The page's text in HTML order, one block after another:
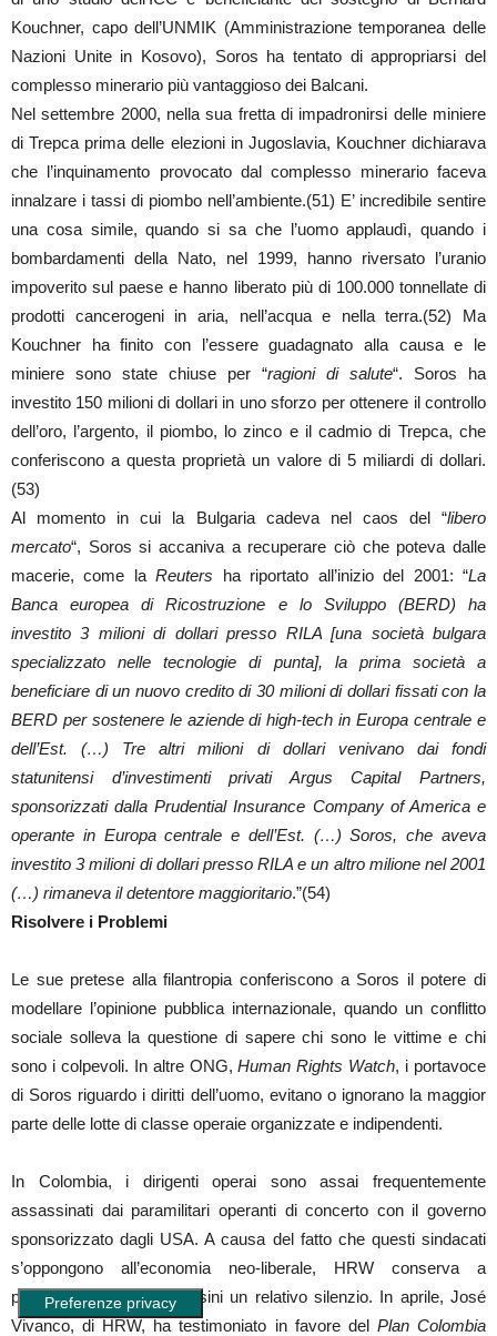
Kouchner, capo dell’UNMIK (Amministrazione temporanea delle
Nazioni Unite in Kosovo), Soros ha tentato di appropriarsi del
complesso minerario più vantaggioso dei Balcani.
Nel settembre 2000, nella sua fretta di impadronirsi delle miniere
di Trepca prima delle elezioni in Jugoslavia, Kouchner dichiarava
che l’inquinamento provocato dal complesso minerario faceva
innalzare i tassi di piombo nell’ambiente.(51) E’ incredibile sentire
una cosa simile, quando si sa che l’uomo applaudì, quando i
bombardamenti della Nato, nel 1999, hanno riversato l’uranio
impoverito sul paese e hanno liberato più di 100.000 tonnellate di
prodotti cancerogeni in aria, nell’acqua e nella terra.(52) Ma
Kouchner ha finito con l’essere guadagnato alla causa e le
miniere sono state chiuse per “ragioni di salute“. Soros ha
investito 150 milioni di dollari in uno sforzo per ottenere il controllo
dell’oro, l’argento, il piombo, lo zinco e il cadmio di Trepca, che
conferiscono a questa proprietà un valore di 5 miliardi di dollari.
(53)
Al momento in cui la Bulgaria cadeva nel caos del “libero
mercato“, Soros si accaniva a recuperare ciò che poteva dalle
macerie, come laReuters ha riportato all’inizio del 2001: “La
Banca europea di Ricostruzione e lo Sviluppo (BERD) ha
investito 3 milioni di dollari presso RILA [una società bulgara
specializzato nelle tecnologie di punta], la prima società a
beneficiare di un nuovo credito di 30 milioni di dollari fissati con la
BERD per sostenere le aziende di high-tech in Europa centrale e
dell’Est. (…) Tre altri milioni di dollari venivano dai fondi
statunitensi d’investimenti privati Argus Capital Partners,
sponsorizzati dalla Prudential Insurance Company of America e
operante in Europa centrale e dell’Est. (…) Soros, che aveva
investito 3 milioni di dollari presso RILA e un altro milione nel 2001
(…) rimaneva il detentore maggioritario.”(54)
Risolvere i Problemi
Le sue pretese alla filantropia conferiscono a Soros il potere di
modellare l’opinione pubblica internazionale, quando un conflitto
sociale solleva la questione di sapere chi sono le vittime e chi
sono i colpevoli. In altre ONG,Human Rights Watch, i portavoce
di Soros riguardo i diritti dell’uomo, evitano o ignorano la maggior
parte delle lotte di classe operaie organizzate e indipendenti.
In Colombia, i dirigenti operai sono assai frequentemente
assassinati dai paramilitari operanti di concerto con il governo
sponsorizzato dagli USA. A causa del fatto che questi sindacati
s’oppongono all’economia neo-liberale, HRW conserva a
proposito di questi assassini un relativo silenzio. In aprile, José
Vivanco, di HRW, ha testimoniato in favore delPlan Colombia